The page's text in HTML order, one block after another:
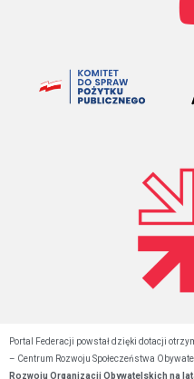
Portal Federacji powstał dzięki dotacji
– Centrum Rozwoju Społeczeństwa
Rozwoju Organizacji Obywatelskich na